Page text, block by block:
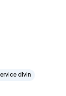
divin